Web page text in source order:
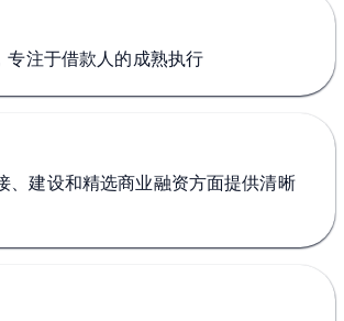
专注于借款人的成熟执行
、建设和精选商业融资方面提供清晰